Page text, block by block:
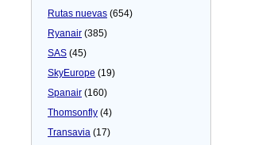
Rutas nuevas (654)
Ryanair (385)
SAS (45)
SkyEurope (19)
Spanair (160)
Thomsonfly (4)
Transavia (17)